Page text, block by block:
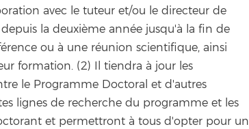
avec le tuteur et/ou le directeur de
la deuxième année jusqu'à la fin de
ou à une réunion scientifique, ainsi
formation. (2) Il tiendra à jour les
le Programme Doctoral et d'autres
lignes de recherche du programme et les
et permettront à tous d'opter pour un